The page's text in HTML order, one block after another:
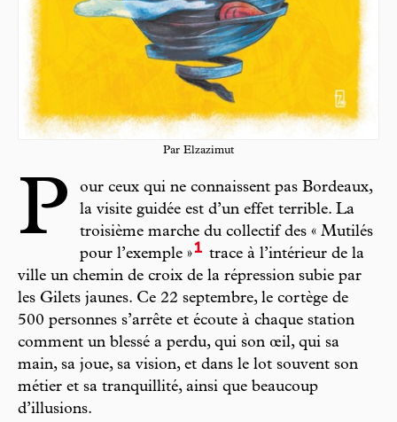
Par Elzazimut
P
our ceux qui ne connaissent pas Bordeaux,
la visite guidée est d’un effet terrible. La
troisième marche du collectif des « Mutilés
pour l’exemple »1 trace à l’intérieur de la
ville un chemin de croix de la répression subie par
les Gilets jaunes. Ce 22 septembre, le cortège de
500 personnes s’arrête et écoute à chaque station
comment un blessé a perdu, qui son œil, qui sa
main, sa joue, sa vision, et dans le lot souvent son
métier et sa tranquillité, ainsi que beaucoup
d’illusions.